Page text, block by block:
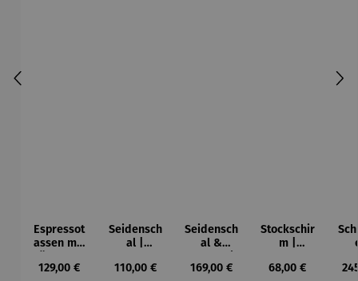
Espressot
assen mit
otiven im
Regulärer Preis:
129,00 €
Seidensch
al |
– Claude
Regulärer Preis:
110,00 €
Seidensch
al &
m Set |
Regulärer Preis:
169,00 €
Stockschir
m |
– Claude
Regulärer Preis:
68,00 €
–